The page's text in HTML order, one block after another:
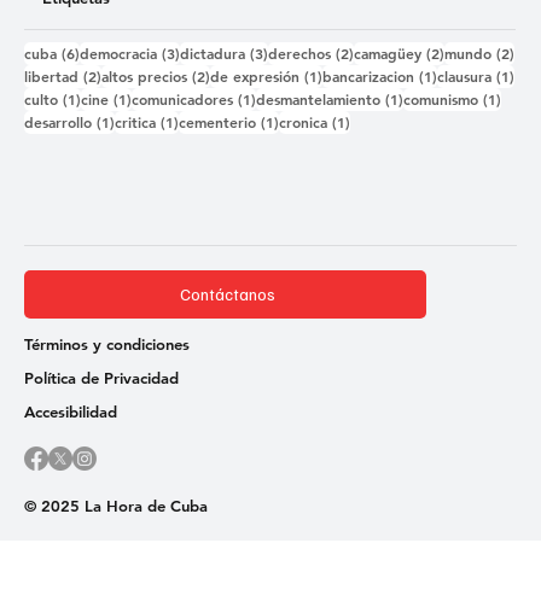
cuba (6)6 entradas
democracia (3)3 entradas
dictadura (3)3 entradas
derechos (2)2 entradas
camagüey (2)2 entradas
mundo (2)
libertad (2)2 entradas
altos precios (2)2 entradas
de expresión (1)1 entrada
bancarizacion (1)1 entrada
clausura (1)
culto (1)1 entrada
cine (1)1 entrada
comunicadores (1)1 entrada
desmantelamiento (1)1 entrada
comunismo (1)
desarrollo (1)1 entrada
critica (1)1 entrada
cementerio (1)1 entrada
cronica (1)
© 2025 La Hora de Cuba
Contáctanos
Términos y condiciones
Política de Privacidad
Accesibilidad